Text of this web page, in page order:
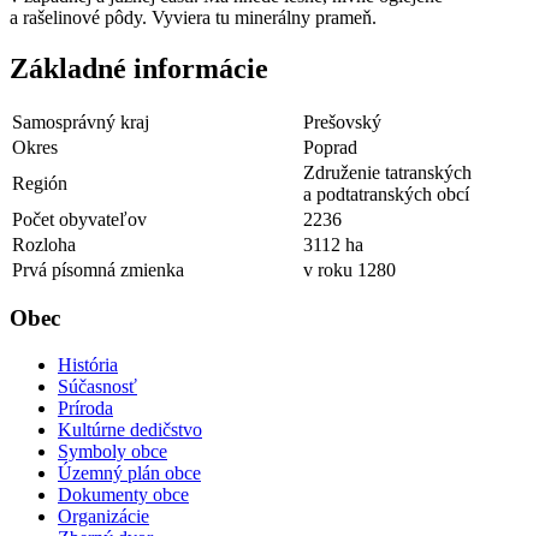
a rašelinové pôdy. Vyviera tu minerálny prameň.
Základné informácie
Samosprávný kraj
Prešovský
Okres
Poprad
Región
Združenie tatranských
a podtatranských obcí
Počet obyvateľov
2236
Rozloha
3112 ha
Prvá písomná zmienka
v roku 1280
Obec
História
Súčasnosť
Príroda
Kultúrne dedičstvo
Symboly obce
Územný plán obce
Dokumenty obce
Organizácie